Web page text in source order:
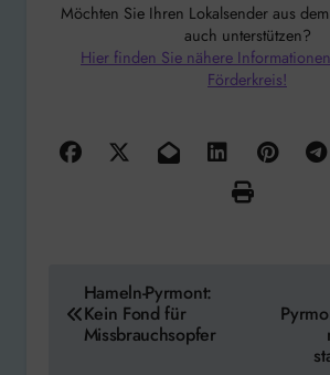
Möchten Sie Ihren Lokalsender aus
auch unterstützen?
Hier finden Sie nähere
Förderkreis!
Beitragsnavigation
Hameln-Pyrmont:
Kein Fond für
Missbrauchsopfer